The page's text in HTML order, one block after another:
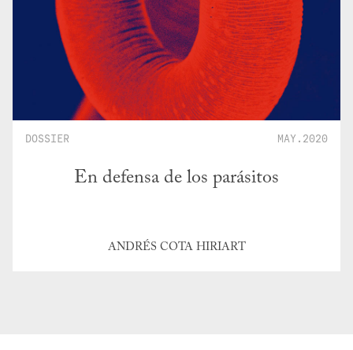
DOSSIER MAY.2020
En defensa de los parásitos
ANDRÉS COTA HIRIART